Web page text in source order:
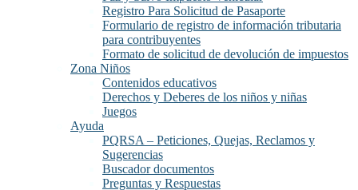
Registro Para Solicitud de Pasaporte
Formulario de registro de información tributaria
para contribuyentes
Formato de solicitud de devolución de impuestos
Zona Niños
Contenidos educativos
Derechos y Deberes de los niños y niñas
Juegos
Ayuda
PQRSA – Peticiones, Quejas, Reclamos y
Sugerencias
Buscador documentos
Preguntas y Respuestas